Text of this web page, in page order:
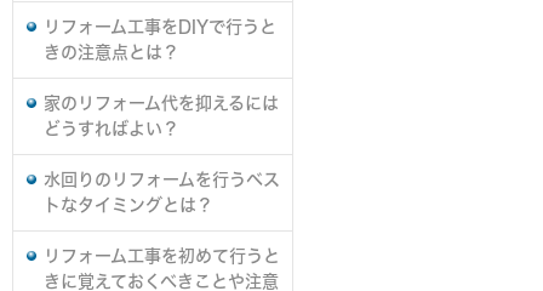
リフォーム工事をDIYで行うと
きの注意点とは？
家のリフォーム代を抑えるには
どうすればよい？
水回りのリフォームを行うベス
トなタイミングとは？
リフォーム工事を初めて行うと
きに覚えておくべきことや注意